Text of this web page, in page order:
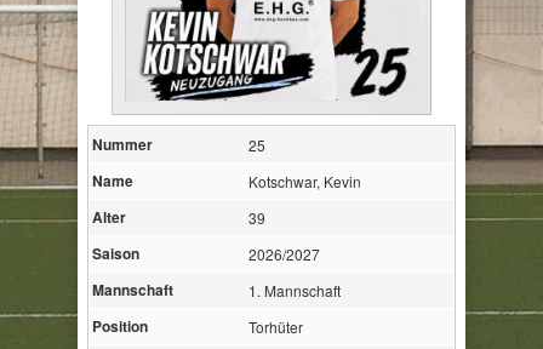
Nummer 25
Name Kotschwar, Kevin
Alter 39
Saison 2026/2027
Mannschaft 1. Mannschaft
Position Torhüter